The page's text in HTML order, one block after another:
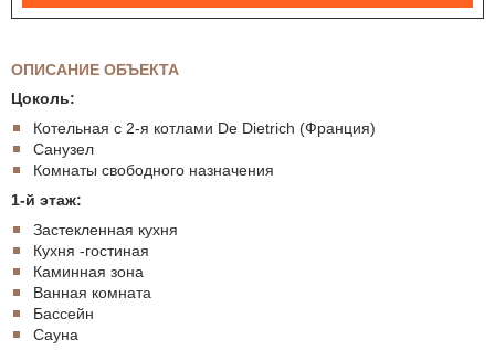
ОПИСАНИЕ ОБЪЕКТА
Цоколь:
Котельная с 2-я котлами De Dietrich (Франция)
Санузел
Комнаты свободного назначения
1-й этаж:
Застекленная кухня
Кухня -гостиная
Каминная зона
Ванная комната
Бассейн
Сауна